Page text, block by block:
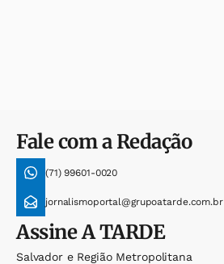
Fale com a Redação
(71) 99601-0020
jornalismoportal@grupoatarde.com.br
AssineA TARDE
Salvador e Região Metropolitana